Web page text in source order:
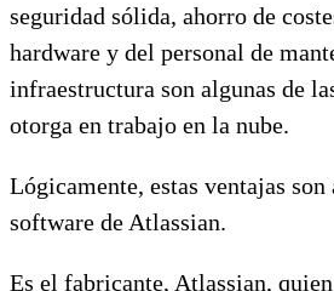
seguridad sólida, ahorro de
hardware y del personal de
infraestructura son algunas de
otorga en trabajo en la nube.
Lógicamente, estas ventajas
software de Atlassian.
Es el fabricante, Atlassian,